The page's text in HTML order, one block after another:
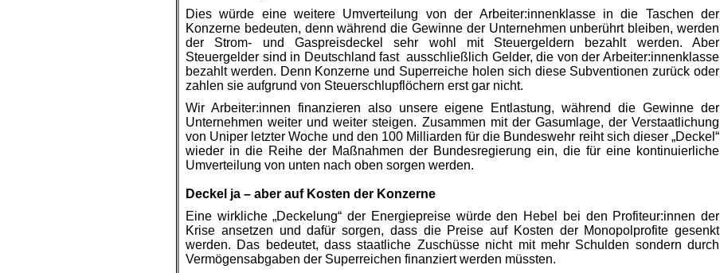
Dies würde eine weitere Umverteilung von der Arbeiter:innenklasse in die Taschen der
Konzerne bedeuten, denn während die Gewinne der Unternehmen unberührt bleiben, werden
der Strom- und Gaspreisdeckel sehr wohl mit Steuergeldern bezahlt werden. Aber
Steuergelder sind in Deutschland fast ausschließlich Gelder, die von der Arbeiter:innenklasse
bezahlt werden. Denn Konzerne und Superreiche holen sich diese Subventionen zurück oder
zahlen sie aufgrund von Steuerschlupflöchern erst gar nicht.
Wir Arbeiter:innen finanzieren also unsere eigene Entlastung, während die Gewinne der
Unternehmen weiter und weiter steigen. Zusammen mit der Gasumlage, der Verstaatlichung
von Uniper letzter Woche und den 100 Milliarden für die Bundeswehr reiht sich dieser „Deckel“
wieder in die Reihe der Maßnahmen der Bundesregierung ein, die für eine kontinuierliche
Umverteilung von unten nach oben sorgen werden.
Deckel ja – aber auf Kosten der Konzerne
Eine wirkliche „Deckelung“ der Energiepreise würde den Hebel bei den Profiteur:innen der
Krise ansetzen und dafür sorgen, dass die Preise auf Kosten der Monopolprofite gesenkt
werden. Das bedeutet, dass staatliche Zuschüsse nicht mit mehr Schulden sondern durch
Vermögensabgaben der Superreichen finanziert werden müssten.